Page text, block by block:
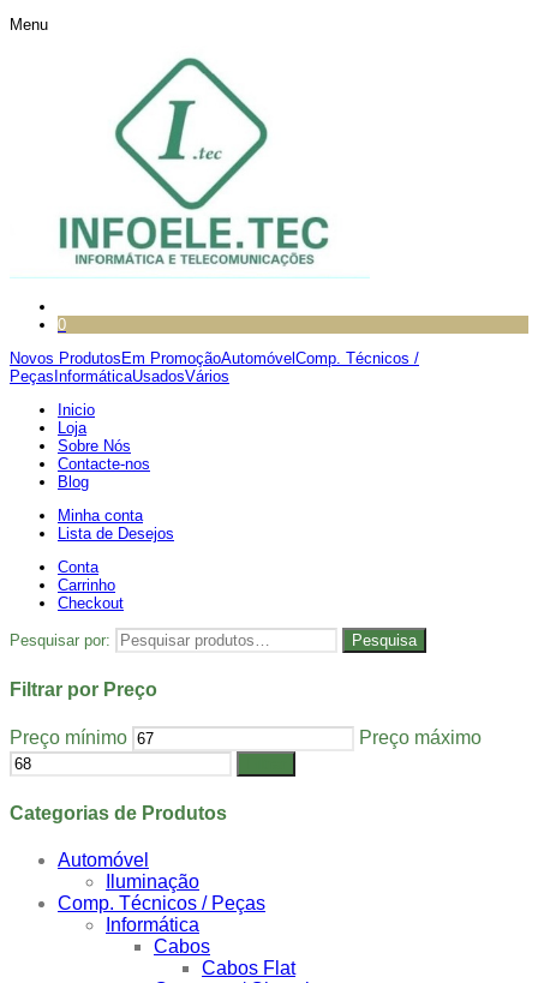
Menu
0
Novos Produtos Em PromoçãoAutomóvel Comp. Técnicos /
Peças InformáticaUsadosVários
Inicio
Loja
Sobre Nós
Contacte-nos
Blog
Minha conta
Lista de Desejos
Conta
Carrinho
Checkout
Pesquisar por: Pesquisa
Filtrar por Preço
Preço mínimo Preço máximo
Categorias de Produtos
Automóvel
Iluminação
Comp. Técnicos / Peças
Informática
Cabos
Cabos Flat